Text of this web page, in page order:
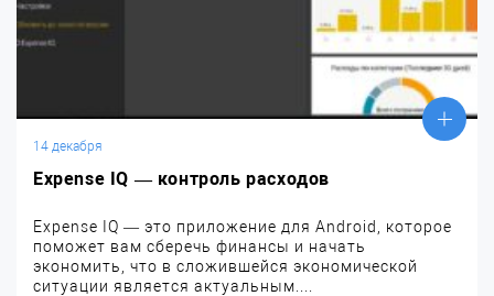
14 декабря
Expense IQ — контроль расходов
Expense IQ — это приложение для Android, которое
поможет вам сберечь финансы и начать
экономить, что в сложившейся экономической
ситуации является актуальным....